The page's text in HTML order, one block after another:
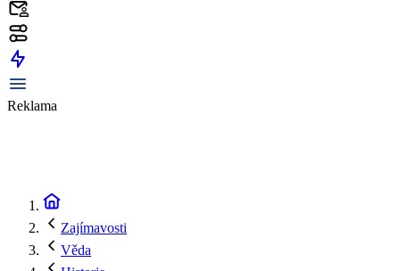
Reklama
Zajímavosti
Věda